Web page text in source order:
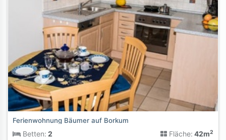
Ferienwohnung Bäumer auf Borkum
Betten: 2 Fläche: 42m2